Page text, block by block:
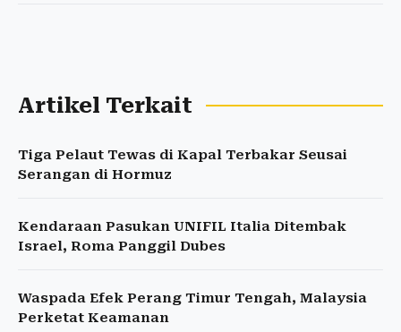
Artikel Terkait
Tiga Pelaut Tewas di Kapal Terbakar Seusai
Serangan di Hormuz
Kendaraan Pasukan UNIFIL Italia Ditembak
Israel, Roma Panggil Dubes
Waspada Efek Perang Timur Tengah, Malaysia
Perketat Keamanan